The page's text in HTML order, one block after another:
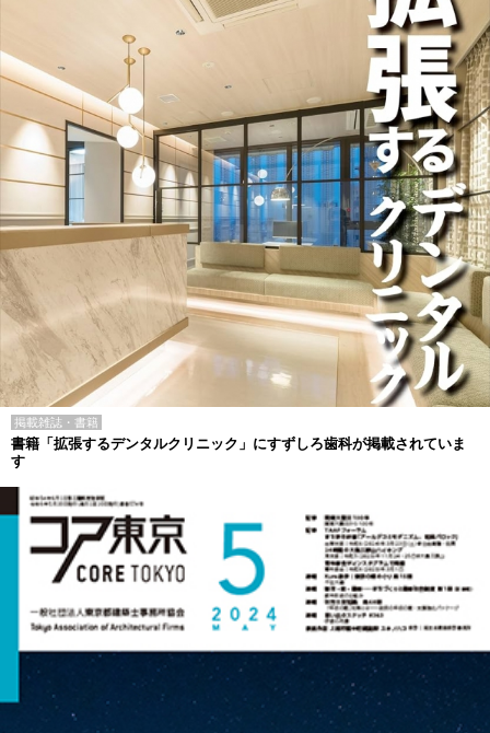
掲載雑誌・書籍
書籍「拡張するデンタルクリニック」にすずしろ歯科が掲載されていま
す